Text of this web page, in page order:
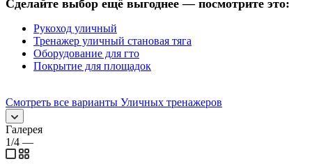
Сделайте выбор ещё выгоднее — посмотрите это:
Рукоход уличный
Тренажер уличный становая тяга
Оборудование для гто
Покрытие для площадок
Смотреть все варианты Уличных тренажеров
Галерея
1/4 —